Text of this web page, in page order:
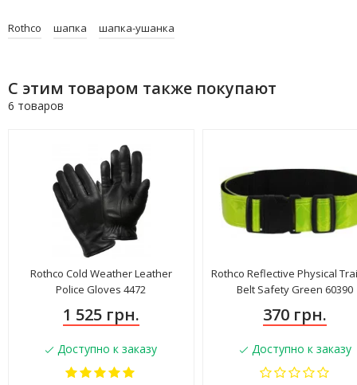
Rothco шапка шапка-ушанка
С этим товаром также покупают
6 товаров
Rothco Cold Weather Leather
Police Gloves 4472
1 525 грн.
Доступно к заказу
Rothco Reflective Physical
Belt Safety Green 60390
370 грн.
Доступно к заказу